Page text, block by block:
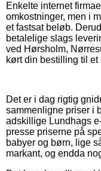
Enkelte internet
omkostninger, men i
et fastsat beløb.
betalelige slags
ved Hørsholm,
kørt din bestilling til et
Det er i dag rigtig
sammenligne priser i
adskillige Lundhags
presse priserne på
babyer og børn, lige
markant, og endda